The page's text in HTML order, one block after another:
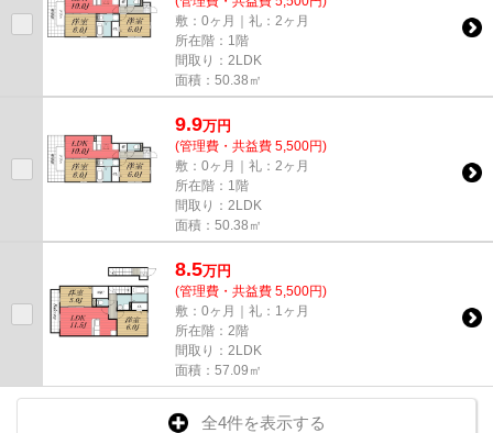
敷：0ヶ月｜礼：2ヶ月
所在階：1階
間取り：2LDK
面積：50.38㎡
9.9万円
(管理費・共益費 5,500円)
敷：0ヶ月｜礼：2ヶ月
所在階：1階
間取り：2LDK
面積：50.38㎡
8.5万円
(管理費・共益費 5,500円)
敷：0ヶ月｜礼：1ヶ月
所在階：2階
間取り：2LDK
面積：57.09㎡
全4件を表示する